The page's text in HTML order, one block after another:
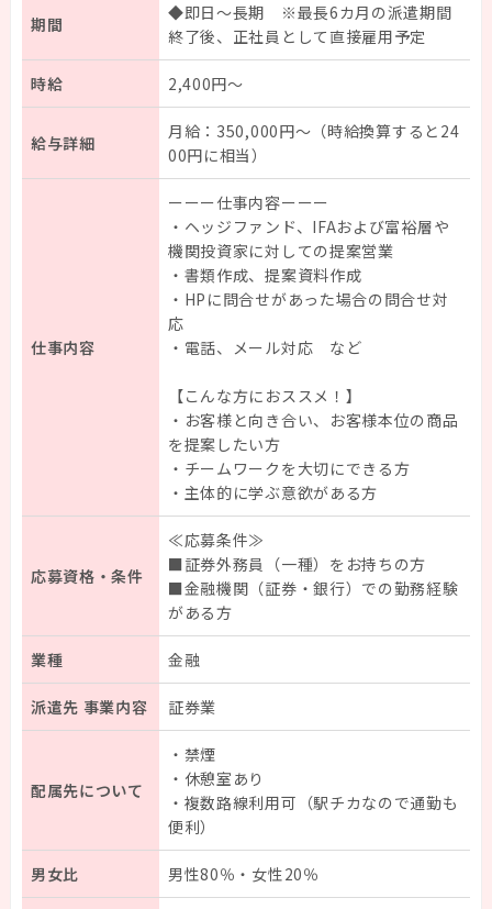
期間
◆即日～長期 ※最長6カ月の派遣期間
終了後、正社員として直接雇用予定
時給 2,400円～
給与詳細
月給：350,000円～（時給換算すると24
00円に相当）
仕事内容
ーーー仕事内容ーーー
・ヘッジファンド、IFAおよび富裕層や
機関投資家に対しての提案営業
・書類作成、提案資料作成
・HPに問合せがあった場合の問合せ対
応
・電話、メール対応 など
【こんな方におススメ！】
・お客様と向き合い、お客様本位の商品
を提案したい方
・チームワークを大切にできる方
・主体的に学ぶ意欲がある方
応募資格・条件
≪応募条件≫
■証券外務員（一種）をお持ちの方
■金融機関（証券・銀行）での勤務経験
がある方
業種 金融
派遣先 事業内容 証券業
配属先について
・禁煙
・休憩室あり
・複数路線利用可（駅チカなので通勤も
便利）
男女比 男性80％・女性20％